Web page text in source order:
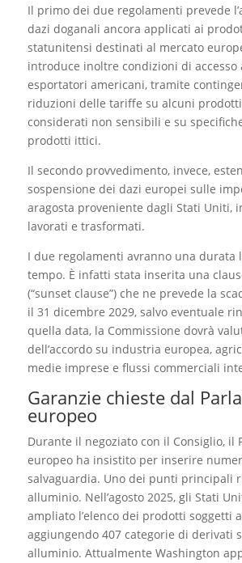
Il primo dei due regolamenti prevede
dazi doganali ancora applicati ai
statunitensi destinati al mercato
introduce inoltre condizioni di accesso
esportatori americani, tramite
riduzioni delle tariffe su alcuni
considerati non sensibili e su
prodotti ittici.
Il secondo provvedimento, invece,
sospensione dei dazi europei sulle
aragosta proveniente dagli Stati Uniti,
lavorati e trasformati.
I due regolamenti avranno una durata
tempo. È infatti stata inserita una
(“sunset clause”) che ne prevede la
il 31 dicembre 2029, salvo eventuale
quella data, la Commissione dovrà
dell’accordo su industria europea,
medie imprese e flussi commerciali
Garanzie chieste dal
europeo
Durante il negoziato con il Consiglio, il
europeo ha insistito per inserire
salvaguardia. Uno dei punti principali
alluminio. Nell’agosto 2025, gli Stati
ampliato l’elenco dei prodotti soggetti
aggiungendo 407 categorie di derivati
alluminio. Attualmente Washington